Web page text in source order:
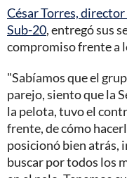
César Torres,
Sub-20, entregó sus
compromiso frente a
"Sabíamos que el
parejo, siento que la
la pelota, tuvo el
frente, de cómo
posicionó bien atrás,
buscar por todos los